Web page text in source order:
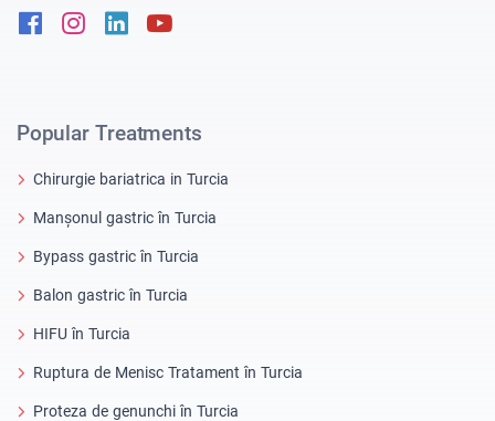
FacebookInstagram
Linkedin
Popular Treatments
Chirurgie bariatrica in Turcia
Manșonul gastric în Turcia
Bypass gastric în Turcia
Balon gastric în Turcia
HIFU în Turcia
Ruptura de Menisc Tratament în Turcia
Proteza de genunchi în Turcia